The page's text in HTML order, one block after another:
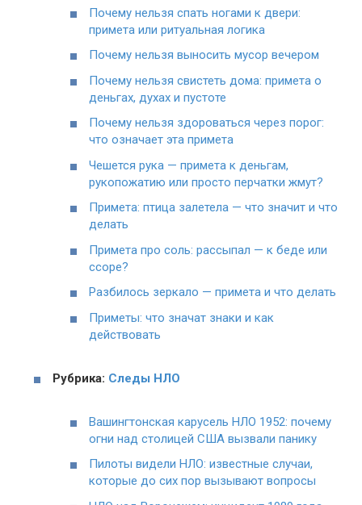
Почему нельзя спать ногами к двери:
примета или ритуальная логика
Почему нельзя выносить мусор вечером
Почему нельзя свистеть дома: примета о
деньгах, духах и пустоте
Почему нельзя здороваться через порог:
что означает эта примета
Чешется рука — примета к деньгам,
рукопожатию или просто перчатки жмут?
Примета: птица залетела — что значит и что
делать
Примета про соль: рассыпал — к беде или
ссоре?
Разбилось зеркало — примета и что делать
Приметы: что значат знаки и как
действовать
Рубрика: Следы НЛО
Вашингтонская карусель НЛО 1952: почему
огни над столицей США вызвали панику
Пилоты видели НЛО: известные случаи,
которые до сих пор вызывают вопросы